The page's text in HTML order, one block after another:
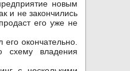
новым
и не закончились
его уже не
окончательно.
схему владения